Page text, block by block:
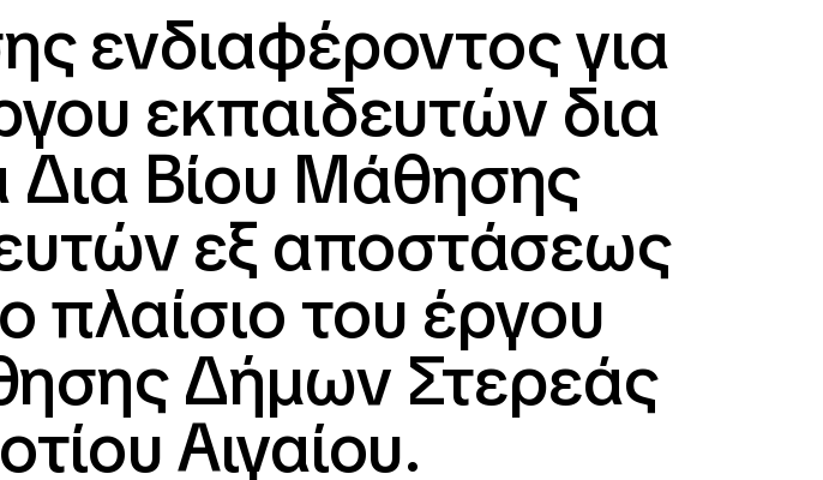
ενδιαφέροντος για
εκπαιδευτών δια
Βίου Μάθησης
εξ αποστάσεως
του έργου
Δήμων Στερεάς
Αιγαίου.